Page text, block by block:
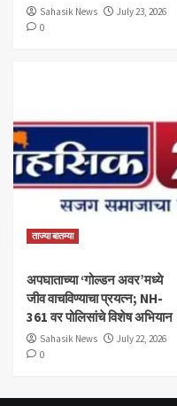
Sahasik News
July 23, 2026
0
ताज्या बातम्या
अपघाताच्या ‘गोल्डन अवर’मध्ये
जीव वाचविण्याचा प्रयत्न; NH-
361 वर पोलिसांचे विशेष अभियान
Sahasik News
July 22, 2026
0